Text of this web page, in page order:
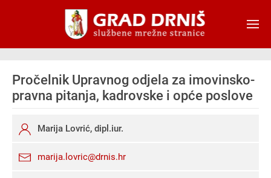
Skip to main content
Pročelnik Upravnog odjela za imovinsko-
pravna pitanja, kadrovske i opće poslove
Marija Lovrić, dipl.iur.
marija.lovric@drnis.hr